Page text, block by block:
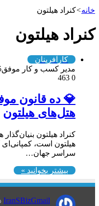
خانه>کنراد هیلتون
کنراد هیلتون
کارآفرینان
مدیر کسب و کار موفق
0
💎 ده قانون
هتل‌های هیلتون
کنراد هیلتون
سراسر جهان…
بیشتر بخوانید »
IranSBizGmail